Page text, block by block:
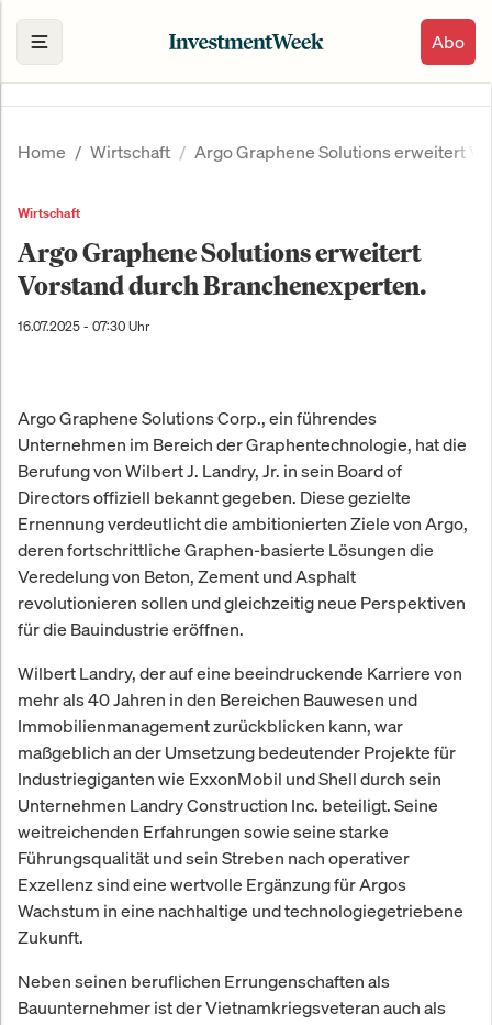
Abo
Home Wirtschaft Argo Graphene Solutions erweitert
Wirtschaft
Argo Graphene Solutions erweitert
Vorstand durch Branchenexperten.
16.07.2025 - 07:30 Uhr
Argo Graphene Solutions Corp., ein führendes
Unternehmen im Bereich der Graphentechnologie, hat die
Berufung von Wilbert J. Landry, Jr. in sein Board of
Directors offiziell bekannt gegeben. Diese gezielte
Ernennung verdeutlicht die ambitionierten Ziele von Argo,
deren fortschrittliche Graphen-basierte Lösungen die
Veredelung von Beton, Zement und Asphalt
revolutionieren sollen und gleichzeitig neue Perspektiven
für die Bauindustrie eröffnen.
Wilbert Landry, der auf eine beeindruckende Karriere von
mehr als 40 Jahren in den Bereichen Bauwesen und
Immobilienmanagement zurückblicken kann, war
maßgeblich an der Umsetzung bedeutender Projekte für
Industriegiganten wie ExxonMobil und Shell durch sein
Unternehmen Landry Construction Inc. beteiligt. Seine
weitreichenden Erfahrungen sowie seine starke
Führungsqualität und sein Streben nach operativer
Exzellenz sind eine wertvolle Ergänzung für Argos
Wachstum in eine nachhaltige und technologiegetriebene
Zukunft.
Neben seinen beruflichen Errungenschaften als
Bauunternehmer ist der Vietnamkriegsveteran auch als